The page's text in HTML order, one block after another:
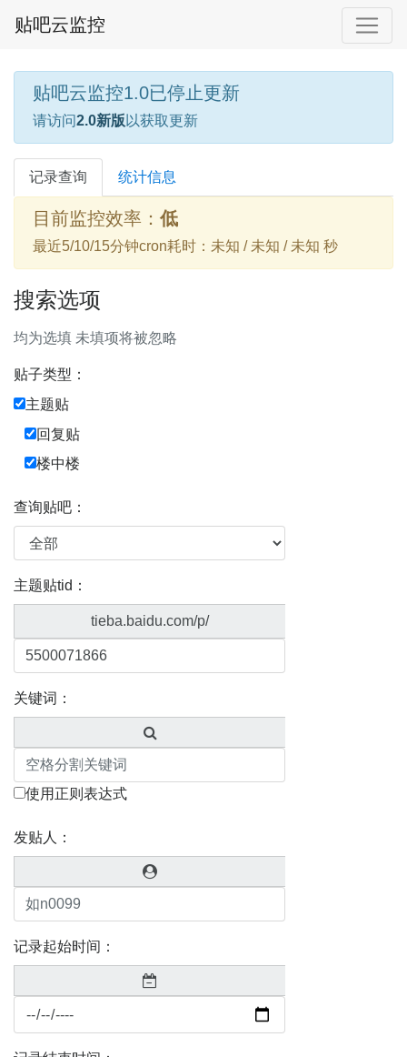
贴吧云监控
贴吧云监控1.0已停止更新
请访问2.0新版 以获取更新
记录查询 统计信息
目前监控效率： 低
最近5/10/15分钟cron耗时：未知 / 未知 / 未知 秒
搜索选项
均为选填 未填项将被忽略
贴子类型：
主题贴
回复贴
楼中楼
查询贴吧：
主题贴tid：
tieba.baidu.com/p/
关键词：
使用正则表达式
发贴人：
记录起始时间：